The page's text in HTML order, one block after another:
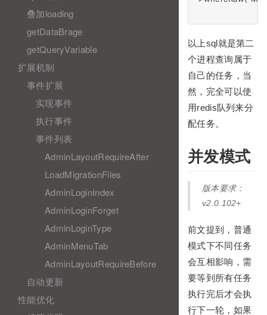
叠加loading
getDataBrage
getQueryVariable
扩展机制
事件扩展
实现事件
执行事件
事件列表
AdminLayoutRequireAfter
LoadMigrationFiles
AdminLoginIndex
AdminLoginForget
AdminLoginType
AdminMenuTab
AdminLayoutRequireBefore
自动更新
性能优化
以上sql就是第二
个进程查询属于
自己的任务，当
然，完全可以使
用redis队列来分
配任务。
并发模式
版本要求：
v2.0.102+
前文提到，普通
模式下不同任务
会互相影响，需
要等到所有任务
执行完后才会执
行下一轮，如果